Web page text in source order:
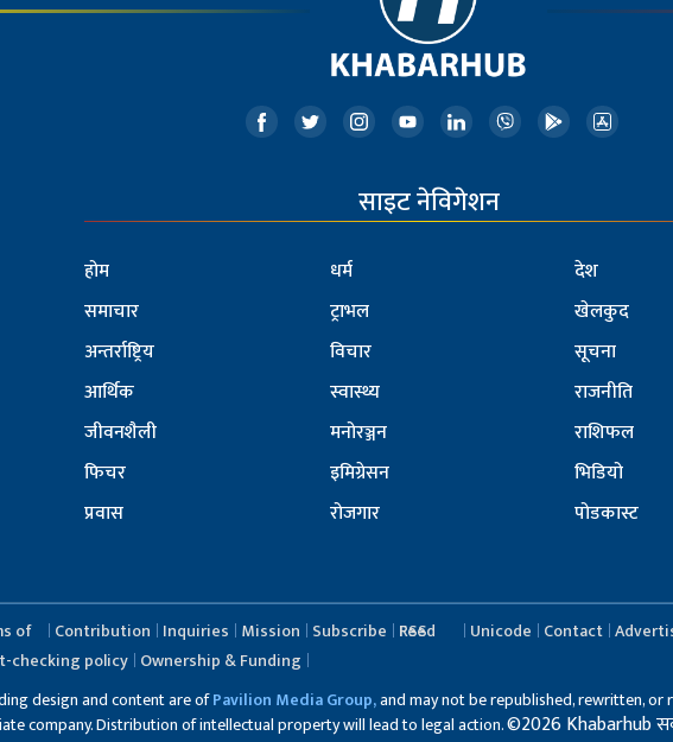
साइट नेविगेशन
होम
समाचार
अन्तर्राष्ट्रिय
आर्थिक
जीवनशैली
फिचर
प्रवास
धर्म
ट्राभल
विचार
स्वास्थ्य
मनोरञ्जन
इमिग्रेसन
रोजगार
देश
खेलकुद
सूचना
राजनीति
राशिफल
भिडियो
पोडकास्ट
Contribution Inquiries Mission Subscribe RSS Feed Unicode Contact
checking policy Ownership & Funding
design and content are ofPavilion Media Group,and may not be republished, rewritten, or
company. Distribution of intellectual property will lead to legal action.©2026 Khabarhub